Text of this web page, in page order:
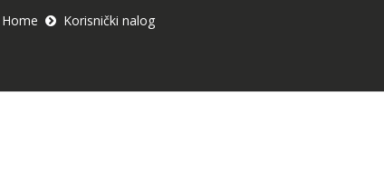
Home Korisnički nalog